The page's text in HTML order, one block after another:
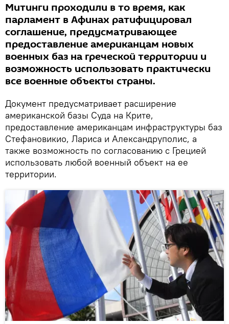
Митинги проходили в то время, как
парламент в Афинах ратифицировал
соглашение, предусматривающее
предоставление американцам новых
военных баз на греческой территории и
возможность использовать практически
все военные объекты страны.
Документ предусматривает расширение
американской базы Суда на Крите,
предоставление американцам инфраструктуры баз
Стефановикио, Лариса и Александруполис, а
также возможность по согласованию с Грецией
использовать любой военный объект на ее
территории.